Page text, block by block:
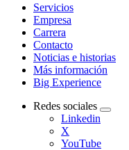
Servicios
Empresa
Carrera
Contacto
Noticias e historias
Más información
Big Experience
Redes sociales
Linkedin
X
YouTube